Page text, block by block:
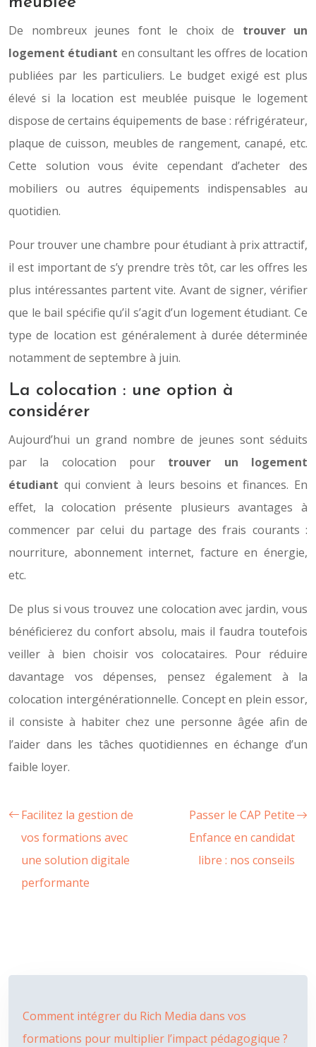
De nombreux jeunes font le choix de trouver un
logement étudiant en consultant les offres de location
publiées par les particuliers. Le budget exigé est plus
élevé si la location est meublée puisque le logement
dispose de certains équipements de base : réfrigérateur,
plaque de cuisson, meubles de rangement, canapé, etc.
Cette solution vous évite cependant d’acheter des
mobiliers ou autres équipements indispensables au
quotidien.
Pour trouver une chambre pour étudiant à prix attractif,
il est important de s’y prendre très tôt, car les offres les
plus intéressantes partent vite. Avant de signer, vérifier
que le bail spécifie qu’il s’agit d’un logement étudiant. Ce
type de location est généralement à durée déterminée
notamment de septembre à juin.
La colocation : une option à
considérer
Aujourd’hui un grand nombre de jeunes sont séduits
par la colocation pour trouver un logement
étudiant qui convient à leurs besoins et finances. En
effet, la colocation présente plusieurs avantages à
commencer par celui du partage des frais courants :
nourriture, abonnement internet, facture en énergie,
etc.
De plus si vous trouvez une colocation avec jardin, vous
bénéficierez du confort absolu, mais il faudra toutefois
veiller à bien choisir vos colocataires. Pour réduire
davantage vos dépenses, pensez également à la
colocation intergénérationnelle. Concept en plein essor,
il consiste à habiter chez une personne âgée afin de
l’aider dans les tâches quotidiennes en échange d’un
faible loyer.
Facilitez la gestion de
vos formations avec
une solution digitale
performante
Passer le CAP Petite
Enfance en candidat
libre : nos conseils
Comment intégrer du Rich Media dans vos
formations pour multiplier l’impact pédagogique ?